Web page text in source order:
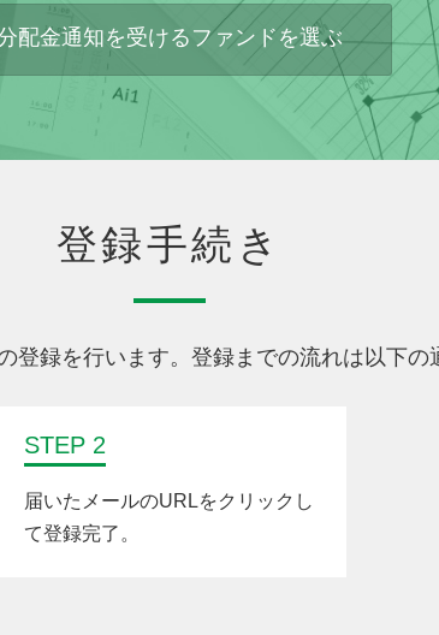
配金通知を受けるファンドを選ぶ
登録手続き
登録を行います。登録までの流れは以下の
STEP 2
届いたメールのURLをクリックし
て登録完了。